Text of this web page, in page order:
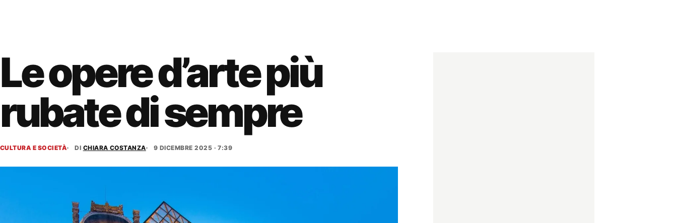
Le opere d’arte più
rubate di sempre
CULTURA E SOCIETÀ DI CHIARA COSTANZA 9 DICEMBRE 2025 · 7:39